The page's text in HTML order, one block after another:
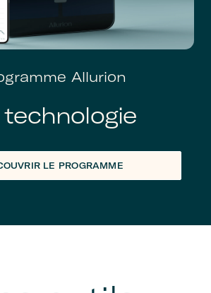
Allurion
technologie
LE PROGRAMME